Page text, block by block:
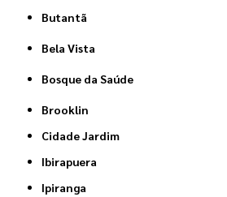
Butantã
Bela Vista
Bosque da Saúde
Brooklin
Cidade Jardim
Ibirapuera
Ipiranga